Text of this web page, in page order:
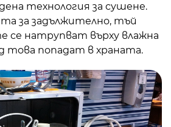
технология за сушене.
за задължително, тъй
се натрупват върху влажна
това попадат в храната.